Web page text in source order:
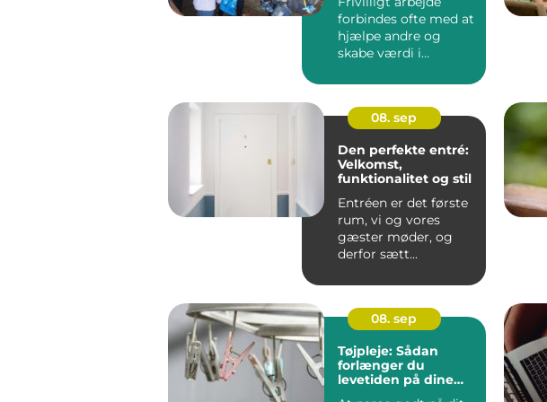
forbindes ofte med at
hjælpe andre og
skabe værdi i
08. sep
Den perfekte entré:
Velkomst,
funktionalitet og stil
Entréen er det første
rum, vi og vores
gæster møder, og
derfor sætt...
08. sep
Tøjpleje: Sådan
forlænger du
levetiden på dine